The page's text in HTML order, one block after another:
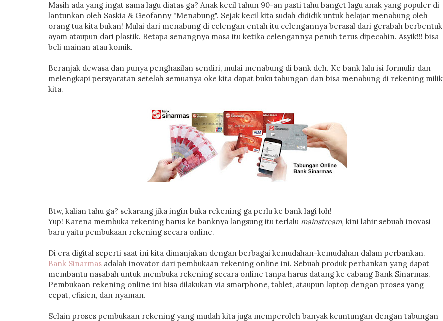
Masih ada yang ingat sama lagu diatas ga? Anak kecil tahun 90-an pasti tahu banget lagu anak yang populer di
lantunkan oleh Saskia & Geofanny "Menabung". Sejak kecil kita sudah dididik untuk belajar menabung oleh
orang tua kita bukan! Mulai dari menabung di celengan entah itu celengannya berasal dari gerabah berbentuk
ayam ataupun dari plastik. Betapa senangnya masa itu ketika celengannya penuh terus dipecahin. Asyik!!! bisa
beli mainan atau komik.
Beranjak dewasa dan punya penghasilan sendiri, mulai menabung di bank deh. Ke bank lalu isi formulir dan
melengkapi persyaratan setelah semuanya oke kita dapat buku tabungan dan bisa menabung di rekening milik
kita.
Btw, kalian tahu ga? sekarang jika ingin buka rekening ga perlu ke bank lagi loh!
Yup! Karena membuka rekening harus ke banknya langsung itu terlalu mainstream, kini lahir sebuah inovasi
baru yaitu pembukaan rekening secara online.
Di era digital seperti saat ini kita dimanjakan dengan berbagai kemudahan-kemudahan dalam perbankan.
Bank Sinarmas adalah inovator dari pembukaan rekening online ini. Sebuah produk perbankan yang dapat
membantu nasabah untuk membuka rekening secara online tanpa harus datang ke cabang Bank Sinarmas.
Pembukaan rekening online ini bisa dilakukan via smarphone, tablet, ataupun laptop dengan proses yang
cepat, efisien, dan nyaman.
Selain proses pembukaan rekening yang mudah kita juga memperoleh banyak keuntungan dengan tabungan